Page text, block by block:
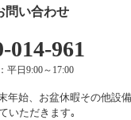
問い合わせ
014-961
平日9:00～17:00
年始、お盆休暇その他設
いただきます｡